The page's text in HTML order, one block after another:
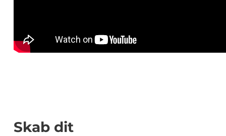
Skab dit